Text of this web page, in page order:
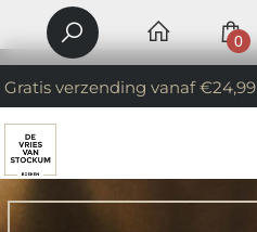
Gratis verzending vanaf €24,99
0